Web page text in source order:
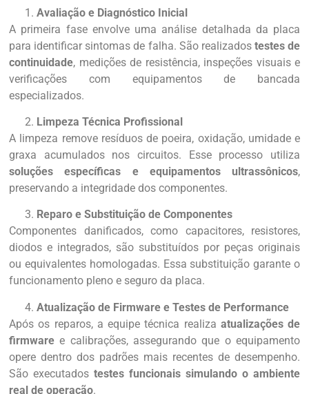
Avaliação e Diagnóstico Inicial
A primeira fase envolve uma análise detalhada da placa
para identificar sintomas de falha. São realizados testes de
continuidade, medições de resistência, inspeções visuais e
verificações com equipamentos de bancada
especializados.
Limpeza Técnica Profissional
A limpeza remove resíduos de poeira, oxidação, umidade e
graxa acumulados nos circuitos. Esse processo utiliza
soluções específicas e equipamentos ultrassônicos,
preservando a integridade dos componentes.
Reparo e Substituição de Componentes
Componentes danificados, como capacitores, resistores,
diodos e integrados, são substituídos por peças originais
ou equivalentes homologadas. Essa substituição garante o
funcionamento pleno e seguro da placa.
Atualização de Firmware e Testes de Performance
Após os reparos, a equipe técnica realiza atualizações de
firmware e calibrações, assegurando que o equipamento
opere dentro dos padrões mais recentes de desempenho.
São executados testes funcionais simulando o ambiente
real de operação.